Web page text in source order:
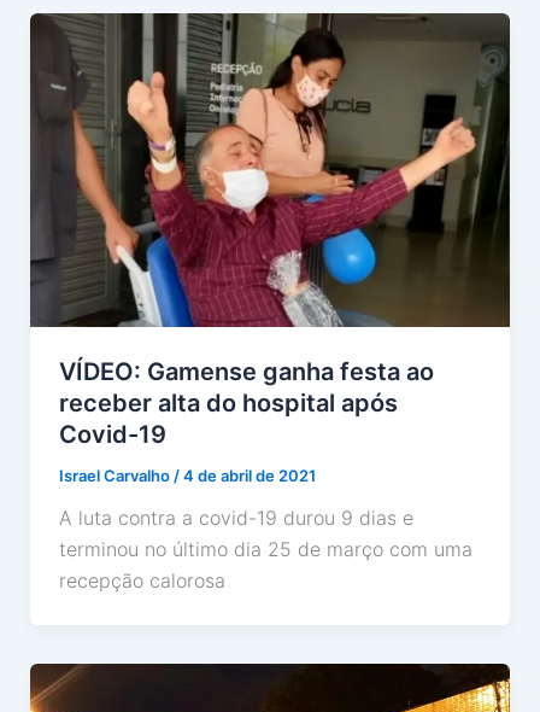
VÍDEO: Gamense ganha festa ao
receber alta do hospital após
Covid-19
Israel Carvalho /4 de abril de 2021
A luta contra a covid-19 durou 9 dias e
terminou no último dia 25 de março com uma
recepção calorosa